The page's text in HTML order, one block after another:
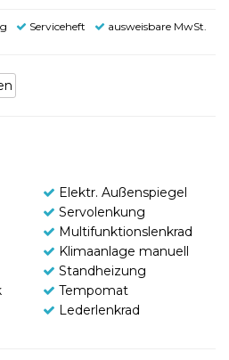
Serviceheft ausweisbare MwSt.
Elektr. Außenspiegel
Servolenkung
Multifunktionslenkrad
Klimaanlage manuell
Standheizung
Tempomat
Lederlenkrad